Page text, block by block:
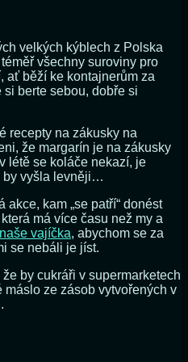
velkých kýblech z Polska
všechny suroviny pro
běží ke kontajnerům za
berte sebou, dobře si
recepty na zákusky na
že margarín je na zákusky
létě se koláče nekazí, je
by vyšla levněji…
kam „se patří“ donést
má více času než my a
naše vajíčka, abychom se za
se nebáli je jíst.
by cukráři v supermarketech
ze zásob vytvořených v